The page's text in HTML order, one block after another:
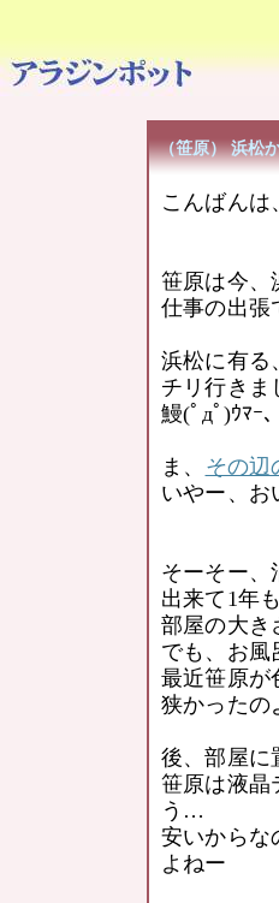
（笹原） 浜松
こんばんは
笹原は今、
仕事の出張
浜松に有る
チリ行きま
鰻(ﾟдﾟ)ｳﾏｰ
ま、 その辺
いやー、お
そーそー、
出来て1年
部屋の大き
でも、お風
最近笹原が
狭かった
後、部屋に
笹原は液晶
う…
安いからな
よねー